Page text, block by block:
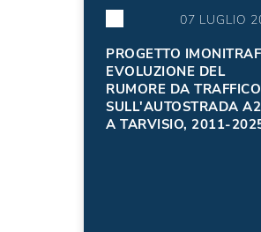
07 LUGLIO
PROGETTO
EVOLUZIONE DEL
RUMORE DA TRAFFICO
SULL'AUTOSTRADA
A TARVISIO, 2011-